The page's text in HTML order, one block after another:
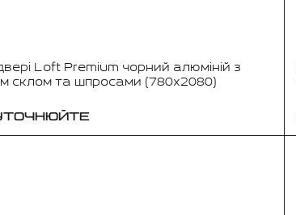
Loft Premium чорний алюміній з
склом та шпросами (780x2080)